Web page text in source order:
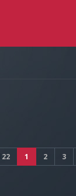
22 1 2 3